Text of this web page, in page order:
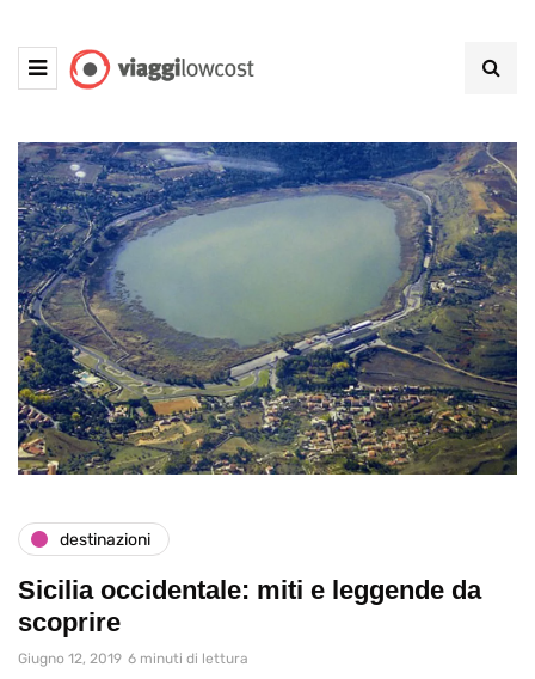
destinazioni
Sicilia occidentale: miti e leggende da
scoprire
Giugno 12, 2019 6 minuti di lettura